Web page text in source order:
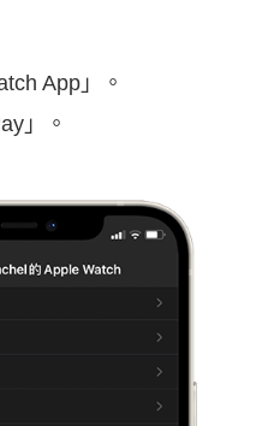
App」。
」。